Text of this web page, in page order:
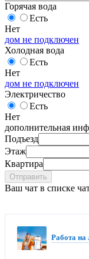
Горячая вода
Есть
Нет
дом не подключен
Холодная вода
Есть
Нет
дом не подключен
Электричество
Есть
Нет
дополнительная
Подъезд
Этаж
Квартира
Отправить
Ваш чат в списке
Работа на